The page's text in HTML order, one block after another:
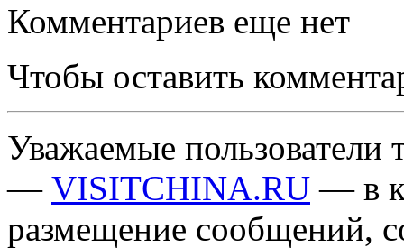
Комментариев еще нет
Чтобы оставить
Уважаемые пользователи
— VISITCHINA.RU — в
размещение сообщений,